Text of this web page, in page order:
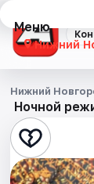
Меню
Нижний
Концерты
Театр
Стендап
Ночной
Нижний